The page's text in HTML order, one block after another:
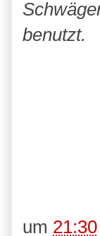
benutzt.
um 21:30